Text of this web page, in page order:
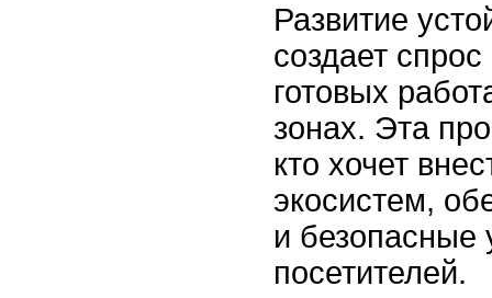
Развитие
создает
готовых
зонах. Эта
кто хочет
экосистем,
и безопасные
посетителей.